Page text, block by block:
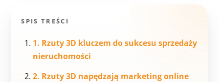
SPIS TREŚCI
1. Rzuty 3D kluczem do sukcesu sprzedaży
nieruchomości
2. Rzuty 3D napędzają marketing online